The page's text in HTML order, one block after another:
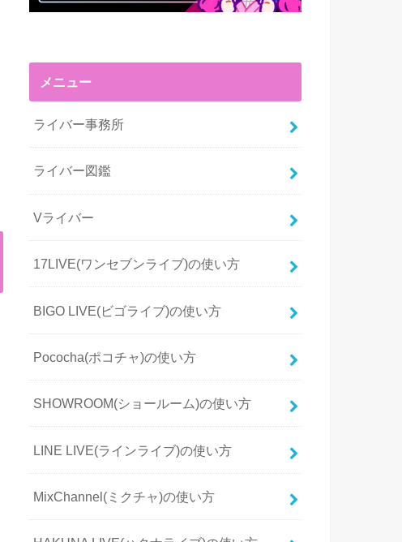
メニュー
ライバー事務所
ライバー図鑑
Vライバー
17LIVE(ワンセブンライブ)の使い方
BIGO LIVE(ビゴライブ)の使い方
Pococha(ポコチャ)の使い方
SHOWROOM(ショールーム)の使い方
LINE LIVE(ラインライブ)の使い方
MixChannel(ミクチャ)の使い方